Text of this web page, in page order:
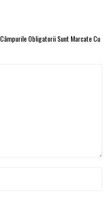
Câmpurile Obligatorii Sunt Marcate Cu